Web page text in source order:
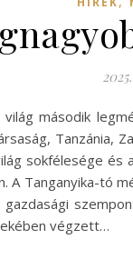
második
Tanzánia,
sokfélesége és
Tanganyika-tó
végzett…